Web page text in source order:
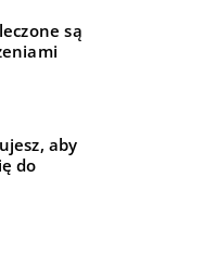
są
aby
do